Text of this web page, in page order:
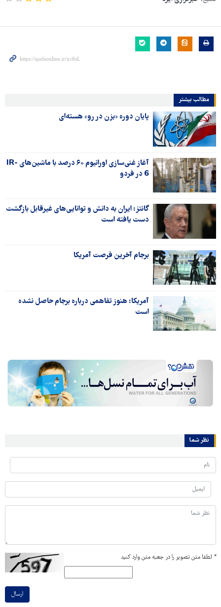
مطالب بیشتر
پایان دوره «بزن در رو» هسته‌ای
آغاز غنی‌سازی اورانیوم ۶۰ درصد با ماشین‌های IR-
6 در فردو
گانتز: ایران به دانش و توانایی‌های غیرقابل بازگشت
دست یافته است
برجام آخرین فرصت آمریکا
آمریکا: هنوز تفاهمی درباره برجام حاصل نشده
است
نظر شما
* لطفا متن تصویر را در جعبه متن وارد کنید
ارسال